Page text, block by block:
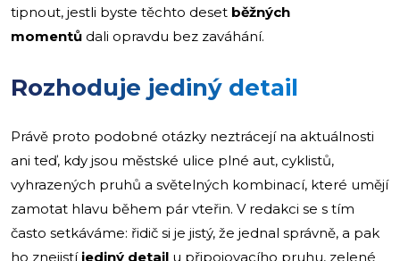
tipnout, jestli byste těchto deset běžných
momentů dali opravdu bez zaváhání.
Rozhoduje jediný detail
Právě proto podobné otázky neztrácejí na aktuálnosti
ani teď, kdy jsou městské ulice plné aut, cyklistů,
vyhrazených pruhů a světelných kombinací, které umějí
zamotat hlavu během pár vteřin. V redakci se s tím
často setkáváme: řidič si je jistý, že jednal správně, a pak
ho znejistí jediný detail u připojovacího pruhu, zelené